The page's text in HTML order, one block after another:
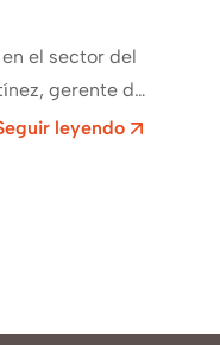
el sector del
gerente de
leyendo